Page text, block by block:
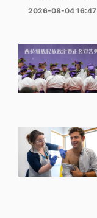
2026-08-04 16:47